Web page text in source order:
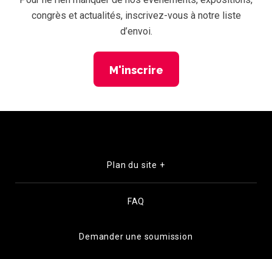
congrès et actualités, inscrivez-vous à notre liste
d’envoi.
M'inscrire
Plan du site +
FAQ
Demander une soumission